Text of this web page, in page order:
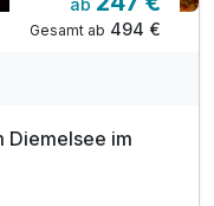
ab
Gesamt ab 494 €
Diemelsee im